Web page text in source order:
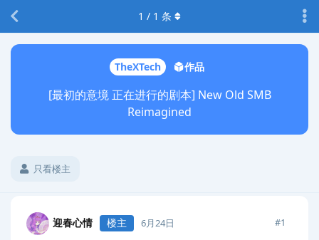
TheXTech 作品
[最初的意境 正在进行的剧本] New Old SMB
Reimagined
只看楼主
1 / 1 条
迎春心情 楼主 6月24日 #1